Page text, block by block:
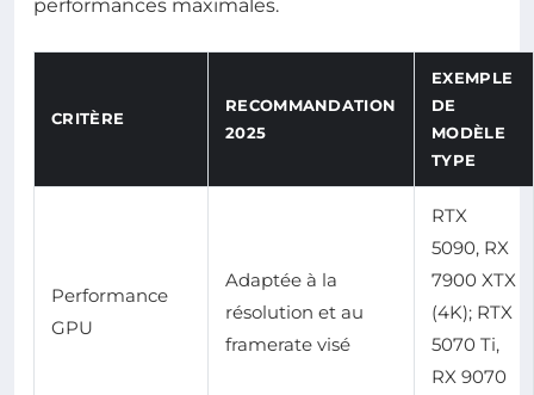
performances maximales.
CRITÈRE
RECOMMANDATION
2025
EXEMPLE
DE
MODÈLE
TYPE
Performance
GPU
Adaptée à la
résolution et au
framerate visé
RTX
5090, RX
7900 XTX
(4K); RTX
5070 Ti,
RX 9070